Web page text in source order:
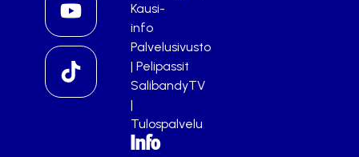
Kausi-
info
Palvelusivusto
| Pelipassit
SalibandyTV
|
Tulospalvelu
Info